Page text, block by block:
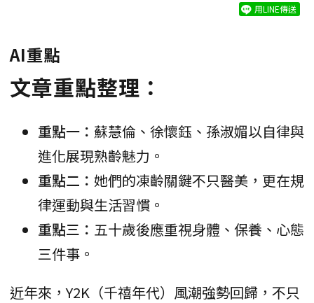
用LINE傳送
AI重點
文章重點整理：
重點一： 蘇慧倫、徐懷鈺、孫淑媚以自律與
進化展現熟齡魅力。
重點二： 她們的凍齡關鍵不只醫美，更在規
律運動與生活習慣。
重點三： 五十歲後應重視身體、保養、心態
三件事。
近年來，Y2K（千禧年代）風潮強勢回歸，不只